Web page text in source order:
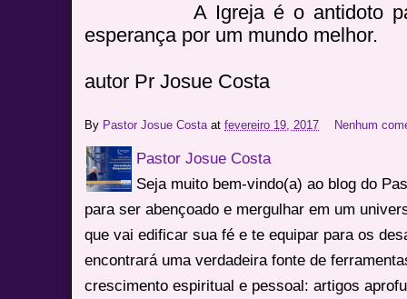
A Igreja é o antidoto para
esperança por um mundo melhor.
autor Pr Josue Costa
By Pastor Josue Costa atfevereiro 19, 2017 Nenhum
Pastor Josue Costa
Seja muito bem-vindo(a) ao blog do
para ser abençoado e mergulhar em um
que vai edificar sua fé e te equipar para os
encontrará uma verdadeira fonte de
crescimento espiritual e pessoal: artigos